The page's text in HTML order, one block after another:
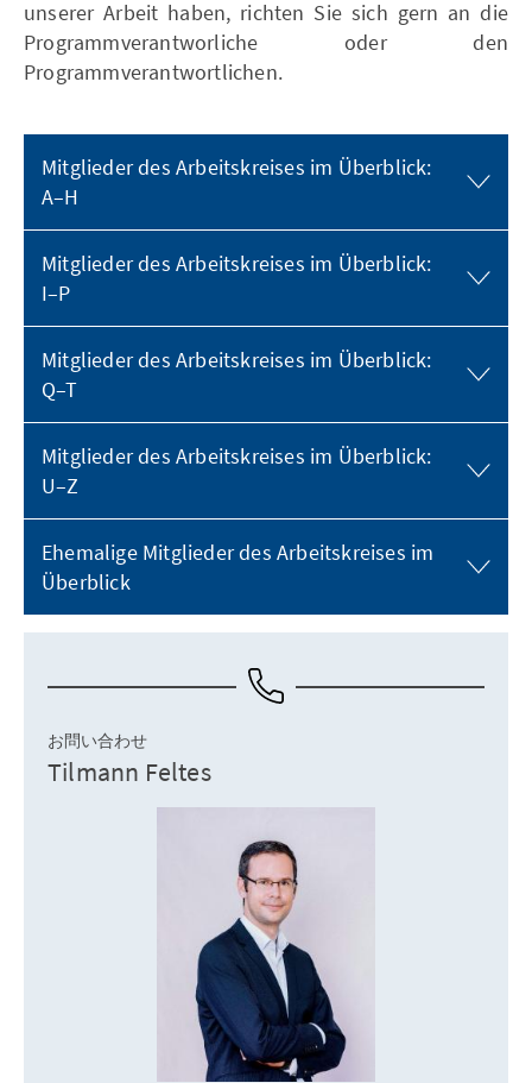
unserer Arbeit haben, richten Sie sich gern an die
Programmverantworliche oder den
Programmverantwortlichen.
Mitglieder des Arbeitskreises im Überblick:
A–H
Mitglieder des Arbeitskreises im Überblick:
I–P
Mitglieder des Arbeitskreises im Überblick:
Q–T
Mitglieder des Arbeitskreises im Überblick:
U–Z
Ehemalige Mitglieder des Arbeitskreises im
Überblick
お問い合わせ
Tilmann Feltes